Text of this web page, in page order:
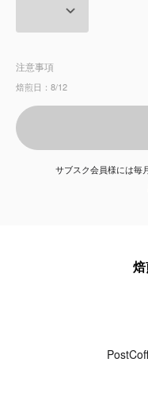
よくある質問
店舗情報
注意事項
焙煎日：8/12
サブスク会員様には毎